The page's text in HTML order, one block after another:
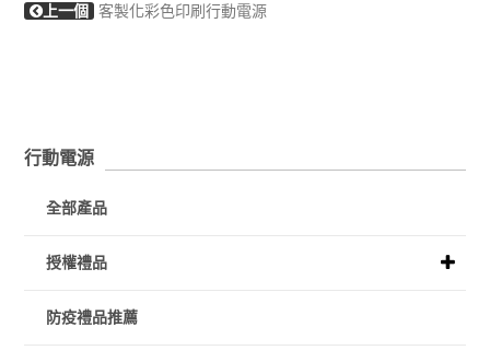
上一個 客製化彩色印刷行動電源
行動電源
全部產品
授權禮品
防疫禮品推薦